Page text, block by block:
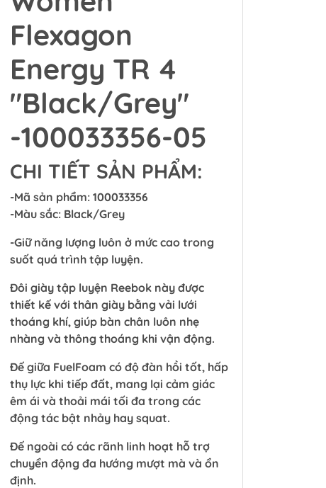
Flexagon
Energy TR 4
"Black/Grey"
-100033356-05
CHI TIẾT SẢN PHẨM:
-Mã sản phẩm: 100033356
-Màu sắc: Black/Grey
-Giữ năng lượng luôn ở mức cao trong
suốt quá trình tập luyện.
Đôi giày tập luyện Reebok này được
thiết kế với thân giày bằng vải lưới
thoáng khí, giúp bàn chân luôn nhẹ
nhàng và thông thoáng khi vận động.
Đế giữa FuelFoam có độ đàn hồi tốt, hấp
thụ lực khi tiếp đất, mang lại cảm giác
êm ái và thoải mái tối đa trong các
động tác bật nhảy hay squat.
Đế ngoài có các rãnh linh hoạt hỗ trợ
chuyển động đa hướng mượt mà và ổn
định.